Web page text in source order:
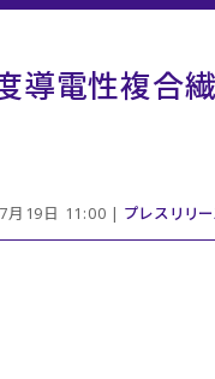
導電性複合
月19日 11:00 | プレスリリ